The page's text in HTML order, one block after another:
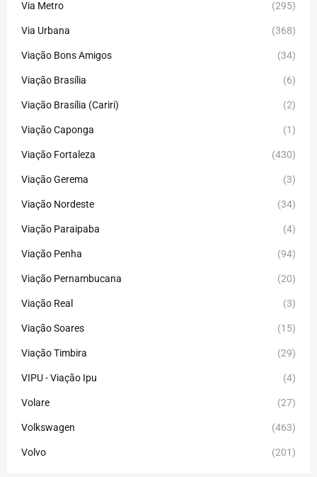
Via Metro (295)
Via Urbana (368)
Viação Bons Amigos (34)
Viação Brasília (6)
Viação Brasília (Cariri) (2)
Viação Caponga (1)
Viação Fortaleza (430)
Viação Gerema (3)
Viação Nordeste (34)
Viação Paraipaba (4)
Viação Penha (94)
Viação Pernambucana (20)
Viação Real (3)
Viação Soares (15)
Viação Timbira (29)
VIPU - Viação Ipu (4)
Volare (27)
Volkswagen (463)
Volvo (201)